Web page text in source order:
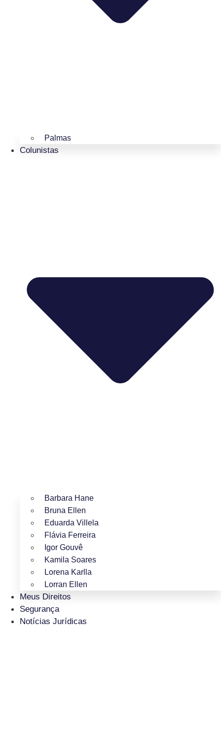
Palmas
Colunistas
Barbara Hane
Bruna Ellen
Eduarda Villela
Flávia Ferreira
Igor Gouvê
Kamila Soares
Lorena Karlla
Lorran Ellen
Meus Direitos
Segurança
Notícias Jurídicas